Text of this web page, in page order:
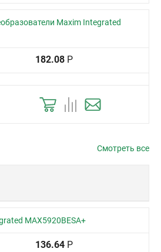
Maxim Integrated
182.08 Р
Смотреть все
MAX5920BESA+
136.64 Р